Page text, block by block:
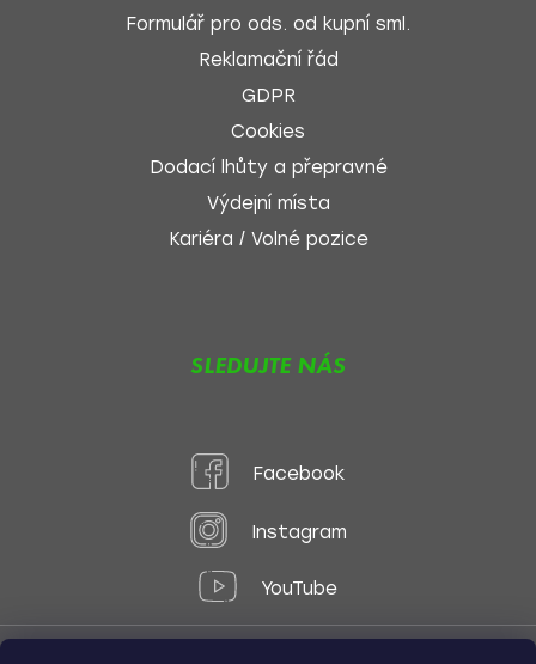
Formulář pro ods. od kupní sml.
Reklamační řád
GDPR
Cookies
Dodací lhůty a přepravné
Výdejní místa
Kariéra / Volné pozice
SLEDUJTE NÁS
Facebook
Instagram
YouTube